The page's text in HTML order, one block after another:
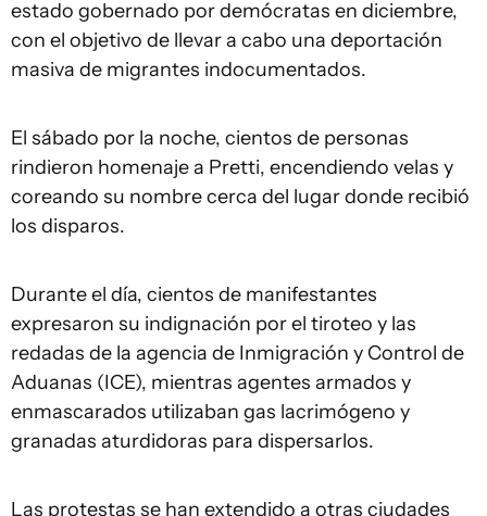
estado gobernado por demócratas en diciembre,
con el objetivo de llevar a cabo una deportación
masiva de migrantes indocumentados.
El sábado por la noche, cientos de personas
rindieron homenaje a Pretti, encendiendo velas y
coreando su nombre cerca del lugar donde recibió
los disparos.
Durante el día, cientos de manifestantes
expresaron su indignación por el tiroteo y las
redadas de la agencia de Inmigración y Control de
Aduanas (ICE), mientras agentes armados y
enmascarados utilizaban gas lacrimógeno y
granadas aturdidoras para dispersarlos.
Las protestas se han extendido a otras ciudades